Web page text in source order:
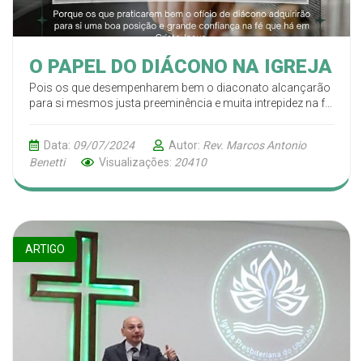
O PAPEL DO DIÁCONO NA IGREJA
Pois os que desempenharem bem o diaconato alcançarão
para si mesmos justa preeminência e muita intrepidez na fé
Data: 09/07/2024 Autor: Rev. Marcos Antonio
Benetti
Visualizações: 20410
ARTIGO